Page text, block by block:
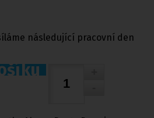
následující pracovní den